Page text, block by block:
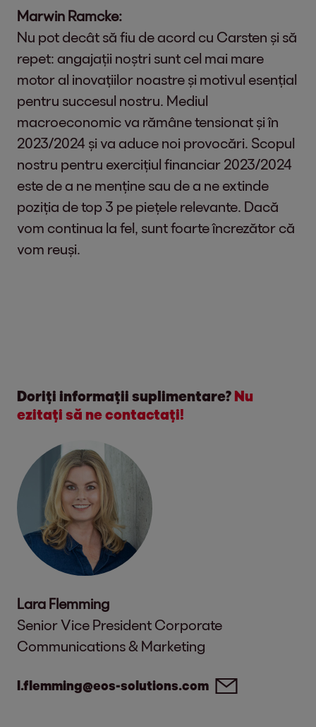
Marwin Ramcke:
Nu pot decât să fiu de acord cu Carsten și să
repet: angajații noștri sunt cel mai mare
motor al inovațiilor noastre și motivul esențial
pentru succesul nostru. Mediul
macroeconomic va rămâne tensionat și în
2023/2024 și va aduce noi provocări. Scopul
nostru pentru exercițiul financiar 2023/2024
este de a ne menține sau de a ne extinde
poziția de top 3 pe piețele relevante. Dacă
vom continua la fel, sunt foarte încrezător că
vom reuși.
Doriți informații suplimentare? Nu
ezitați să ne contactați!
Lara Flemming
Senior Vice President Corporate
Communications & Marketing
l.flemming@eos-solutions.com